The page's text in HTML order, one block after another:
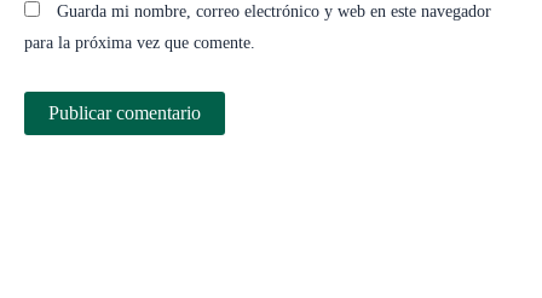
Guarda mi nombre, correo electrónico y web en este navegador
para la próxima vez que comente.